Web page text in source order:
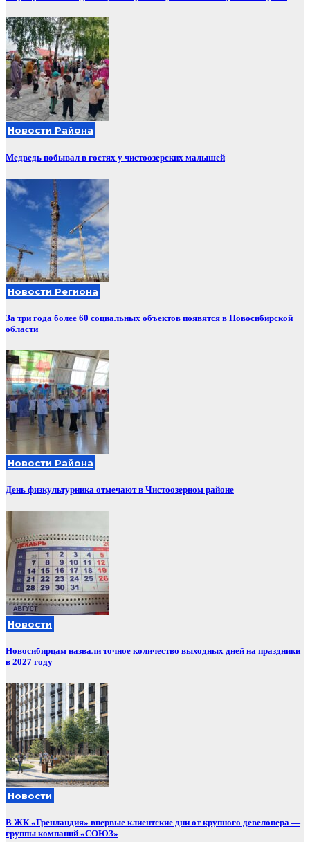
Новости Района
Медведь побывал в гостях у чистоозерских малышей
Новости Региона
За три года более 60 социальных объектов появятся в Новосибирской
области
Новости Района
День физкультурника отмечают в Чистоозерном районе
Новости
Новосибирцам назвали точное количество выходных дней на праздники
в 2027 году
Новости
В ЖК «Гренландия» впервые клиентские дни от крупного девелопера —
группы компаний «СОЮЗ»